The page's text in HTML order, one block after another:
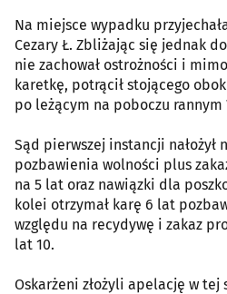
Na miejsce wypadku
Cezary Ł. Zbliżając się jednak
nie zachował ostrożności i
karetkę, potrącił stojącego
po leżącym na poboczu rannym
Sąd pierwszej instancji nałożył
pozbawienia wolności plus
na 5 lat oraz nawiązki dla
kolei otrzymał karę 6 lat
względu na recydywę i zakaz
lat 10.
Oskarżeni złożyli apelację w tej